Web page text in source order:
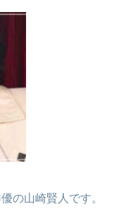
の山崎賢人です。